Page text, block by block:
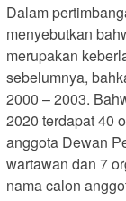
Dalam
menyebutkan
merupakan
sebelumnya,
2000 – 2003.
2020 terdapat 40
anggota Dewan
wartawan dan 7
nama calon